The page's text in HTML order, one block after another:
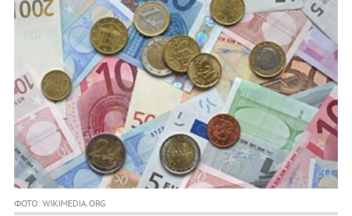
ФОТО: WIKIMEDIA.ORG